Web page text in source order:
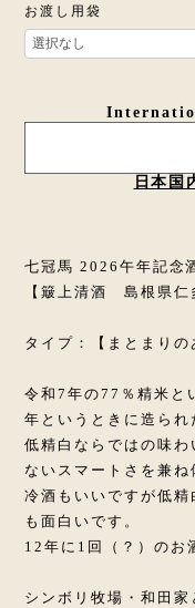
お渡し用袋
日本国
七冠馬 2026午年記念
【簸上清酒 島根県仁
タイプ：【まとまりの
令和7年の77％精米と
年というときに造られ
低精白ならではの味
ないスマートさを兼ね
冷酒もいいですが低
も面白いです。
12年に1回（？）のお
シンボリ牧場・和田